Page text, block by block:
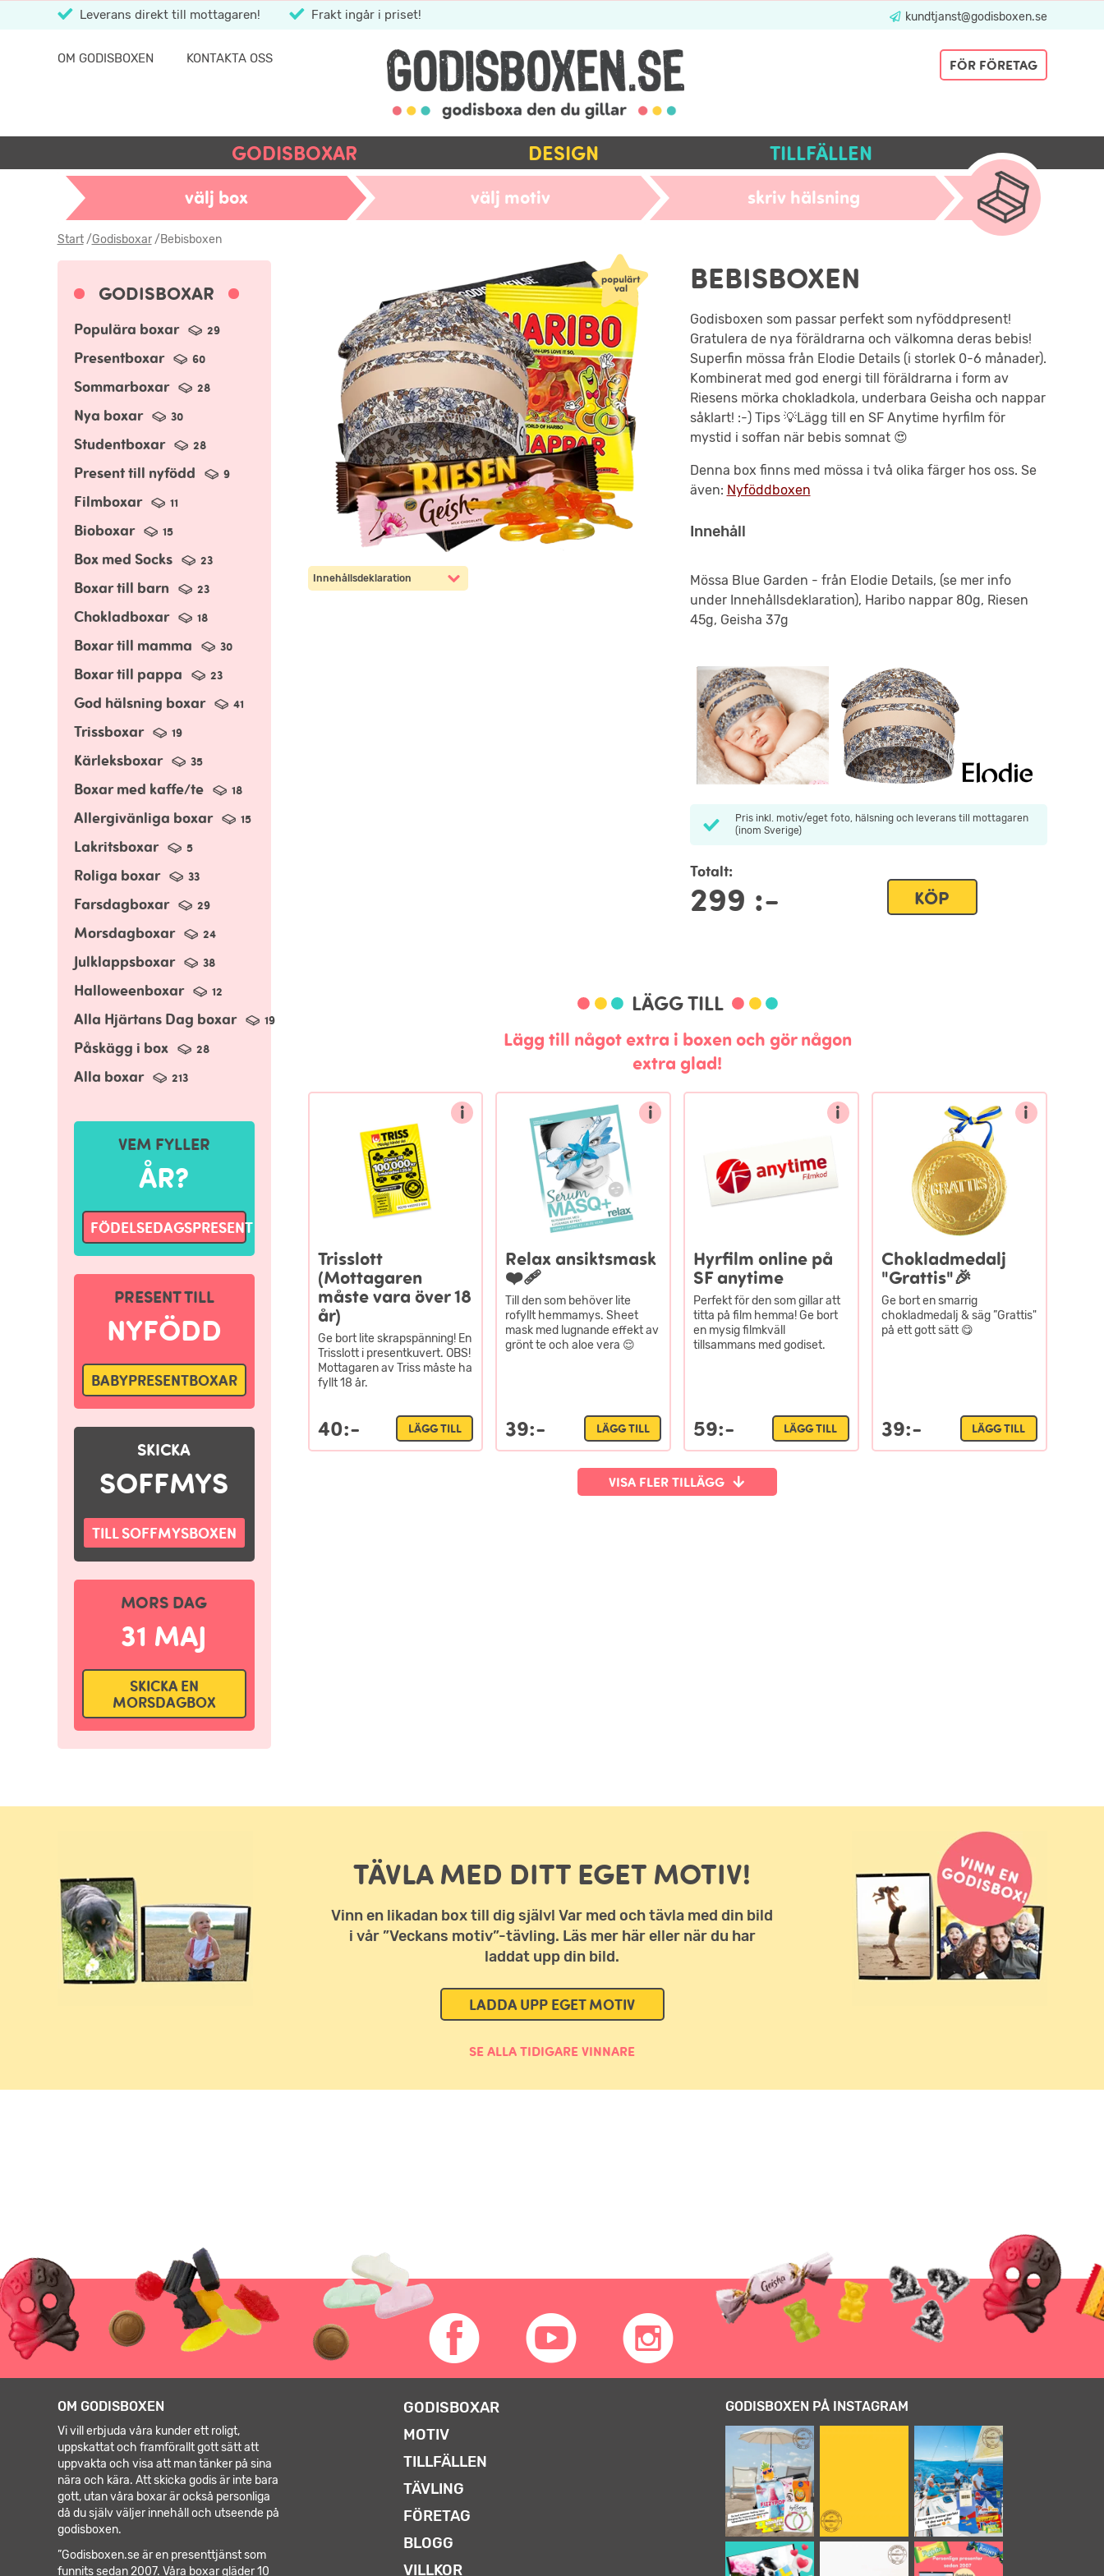
Leverans direkt till mottagaren! Frakt ingår i priset! kundtjanst@godisboxen.se
OM GODISBOXEN KONTAKTA OSS FÖR FÖRETAG
GODISBOXAR DESIGN TILLFÄLLEN
välj box välj motiv skriv hälsning
Start/Godisboxar/Bebisboxen
GODISBOXAR
Populära boxar 29
Presentboxar 60
Sommarboxar 28
Nya boxar 30
Studentboxar 28
Present till nyfödd 9
Filmboxar 11
Bioboxar 15
Box med Socks 23
Boxar till barn 23
Chokladboxar 18
Boxar till mamma 30
Boxar till pappa 23
God hälsning boxar 41
Trissboxar 19
Kärleksboxar 35
Boxar med kaffe/te 18
Allergivänliga boxar 15
Lakritsboxar 5
Roliga boxar 33
Farsdagboxar 29
Morsdagboxar 24
Julklappsboxar 38
Halloweenboxar 12
Alla Hjärtans Dag boxar 19
Påskägg i box 28
Alla boxar 213
VEM FYLLER
ÅR?
FÖDELSEDAGSPRESENT
PRESENT TILL
NYFÖDD
BABYPRESENTBOXAR
SKICKA
SOFFMYS
TILL SOFFMYSBOXEN
MORS DAG
31 MAJ
SKICKA EN
MORSDAGBOX
Innehållsdeklaration
BEBISBOXEN
Godisboxen som passar perfekt som nyföddpresent!
Gratulera de nya föräldrarna och välkomna deras bebis!
Superfin mössa från Elodie Details (i storlek 0-6 månader).
Kombinerat med god energi till föräldrarna i form av
Riesens mörka chokladkola, underbara Geisha och nappar
såklart! :-) Tips 💡Lägg till en SF Anytime hyrfilm för
mystid i soffan när bebis somnat 😍
Denna box finns med mössa i två olika färger hos oss. Se
även: Nyföddboxen
Innehåll
Mössa Blue Garden - från Elodie Details, (se mer info
under Innehållsdeklaration), Haribo nappar 80g, Riesen
45g, Geisha 37g
Pris inkl. motiv/eget foto, hälsning och leverans till mottagaren
(inom Sverige)
Totalt:
299 :- KÖP
LÄGG TILL
Lägg till något extra i boxen och gör någon
extra glad!
i
Trisslott
(Mottagaren
måste vara över 18
år)
Ge bort lite skrapspänning! En
Trisslott i presentkuvert. OBS!
Mottagaren av Triss måste ha
fyllt 18 år.
40:- LÄGG TILL
i
Relax ansiktsmask
❤️‍🩹
Till den som behöver lite
rofyllt hemmamys. Sheet
mask med lugnande effekt av
grönt te och aloe vera 😌
39:- LÄGG TILL
i
Hyrfilm online på
SF anytime
Perfekt för den som gillar att
titta på film hemma! Ge bort
en mysig filmkväll
tillsammans med godiset.
59:- LÄGG TILL
i
Chokladmedalj
"Grattis"🎉
Ge bort en smarrig
chokladmedalj & säg ”Grattis"
på ett gott sätt 😋
39:- LÄGG TILL
VISA FLER TILLÄGG
TÄVLA MED DITT EGET MOTIV!
Vinn en likadan box till dig själv! Var med och tävla med din bild
i vår ”Veckans motiv”-tävling. Läs mer här eller när du har
laddat upp din bild.
LADDA UPP EGET MOTIV
SE ALLA TIDIGARE VINNARE
GODISBOXEN PÅ INSTAGRAM
GODISBOXAR
MOTIV
TILLFÄLLEN
TÄVLING
FÖRETAG
BLOGG
VILLKOR
OM GODISBOXEN
Vi vill erbjuda våra kunder ett roligt,
uppskattat och framförallt gott sätt att
uppvakta och visa att man tänker på sina
nära och kära. Att skicka godis är inte bara
gott, utan våra boxar är också personliga
då du själv väljer innehåll och utseende på
godisboxen.
”Godisboxen.se är en presenttjänst som
funnits sedan 2007. Våra boxar gläder 10